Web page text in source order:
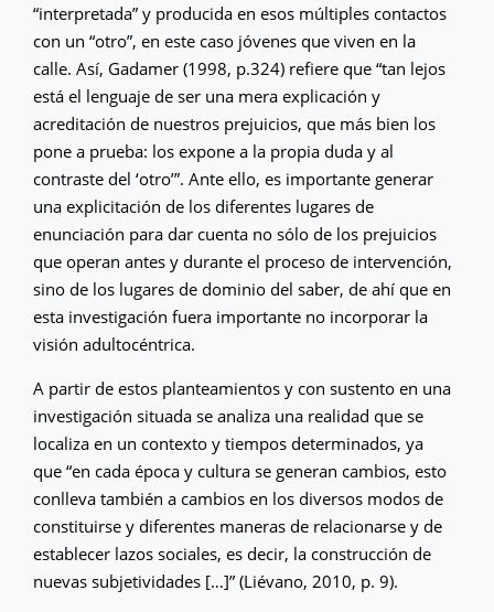
“interpretada” y producida en esos múltiples contactos
con un “otro”, en este caso jóvenes que viven en la
calle. Así, Gadamer (1998, p.324) refiere que “tan lejos
está el lenguaje de ser una mera explicación y
acreditación de nuestros prejuicios, que más bien los
pone a prueba: los expone a la propia duda y al
contraste del ‘otro’”. Ante ello, es importante generar
una explicitación de los diferentes lugares de
enunciación para dar cuenta no sólo de los prejuicios
que operan antes y durante el proceso de intervención,
sino de los lugares de dominio del saber, de ahí que en
esta investigación fuera importante no incorporar la
visión adultocéntrica.
A partir de estos planteamientos y con sustento en una
investigación situada se analiza una realidad que se
localiza en un contexto y tiempos determinados, ya
que “en cada época y cultura se generan cambios, esto
conlleva también a cambios en los diversos modos de
constituirse y diferentes maneras de relacionarse y de
establecer lazos sociales, es decir, la construcción de
nuevas subjetividades […]” (Liévano, 2010, p. 9).